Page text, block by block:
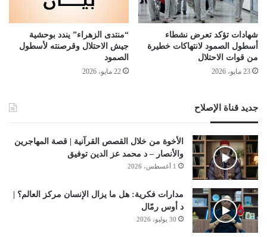
شهادات تؤكد تعرض نشطاء
أسطول الصمود لانتهاكات خطيرة
من قوات الاحتلال
23 مايو، 2026
“منتدى الزهراء” يندد بوحشية
جيش الاحتلال وقرصنته لأسطول
الصمود
22 مايو، 2026
جديد قناة الإصلاح
الأخوة من خلال القصص القرآنية | قصة المهاجرين
والأنصار – د محمد عز الدين توفيق
1 أغسطس، 2026
مدارات فكرية: هل ما يزال الإنسان مركز العالم؟ |
د أوس رمّال
30 يوليو، 2026